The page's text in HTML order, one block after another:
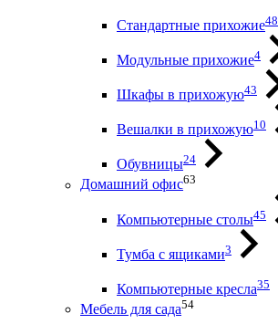
Стандартные прихожие48
Модульные прихожие4
Шкафы в прихожую43
Вешалки в прихожую10
Обувницы24
Домашний офис63
Компьютерные столы45
Тумба с ящиками3
Компьютерные кресла35
Мебель для сада54